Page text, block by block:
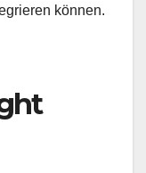
können.